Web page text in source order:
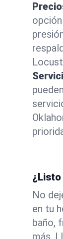
¿Listo
No
en tu
baño,
más.